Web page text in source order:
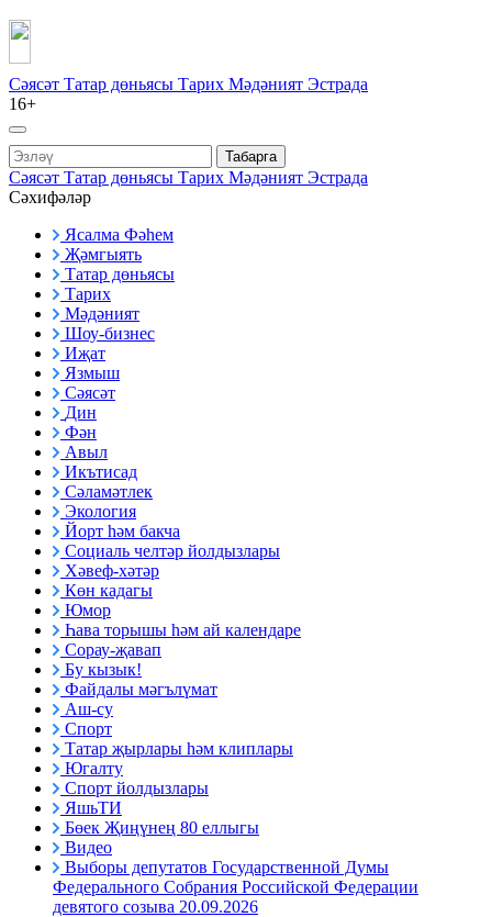
Сәясәт Татар дөньясы Тарих Мәдәният Эстрада
16+
Табарга
Сәясәт Татар дөньясы Тарих Мәдәният Эстрада
Сәхифәләр
Ясалма Фәһем
Җәмгыять
Татар дөньясы
Тарих
Мәдәният
Шоу-бизнес
Иҗат
Язмыш
Сәясәт
Дин
Фән
Авыл
Икътисад
Сәламәтлек
Экология
Йорт һәм бакча
Социаль челтәр йолдызлары
Хәвеф-хәтәр
Көн кадагы
Юмор
Һава торышы һәм ай календаре
Сорау-җавап
Бу кызык!
Файдалы мәгълүмат
Аш-су
Спорт
Татар җырлары һәм клиплары
Югалту
Спорт йолдызлары
ЯшьТИ
Бөек Җиңүнең 80 еллыгы
Видео
Выборы депутатов Государственной Думы
Федерального Собрания Российской Федерации
девятого созыва 20.09.2026